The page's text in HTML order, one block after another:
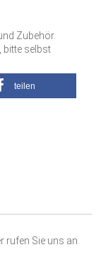
Zubehör.
bitte selbst
teilen
rufen Sie uns an.